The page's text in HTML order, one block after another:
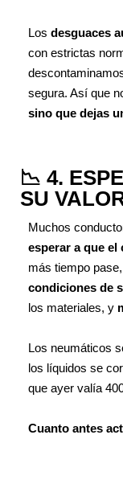
Los desguaces
con estrictas
segura. Así que
sino que dejas
📉 4.
SU
Muchos
esperar a que el
más tiempo pase,
condiciones de
los materiales, y
Los neumáticos
los líquidos se
que ayer valía
Cuanto antes